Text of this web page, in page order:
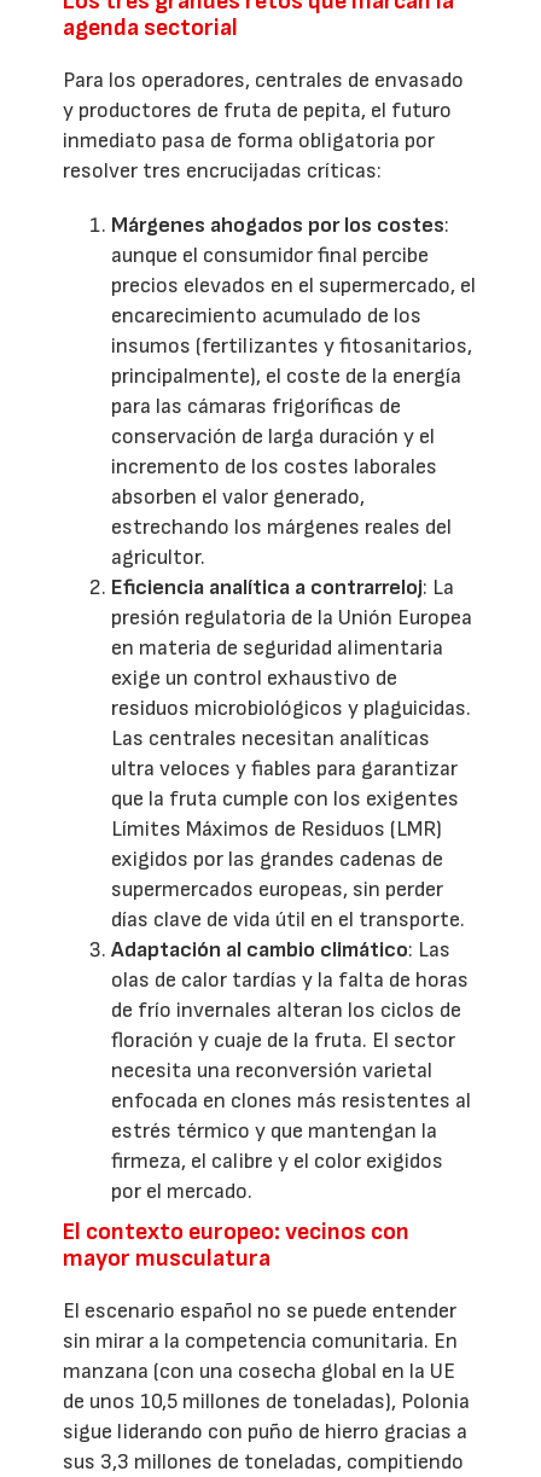
agenda sectorial
Para los operadores, centrales de envasado
y productores de fruta de pepita, el futuro
inmediato pasa de forma obligatoria por
resolver tres encrucijadas críticas:
Márgenes ahogados por los costes:
aunque el consumidor final percibe
precios elevados en el supermercado, el
encarecimiento acumulado de los
insumos (fertilizantes y fitosanitarios,
principalmente), el coste de la energía
para las cámaras frigoríficas de
conservación de larga duración y el
incremento de los costes laborales
absorben el valor generado,
estrechando los márgenes reales del
agricultor.
Eficiencia analítica a contrarreloj: La
presión regulatoria de la Unión Europea
en materia de seguridad alimentaria
exige un control exhaustivo de
residuos microbiológicos y plaguicidas.
Las centrales necesitan analíticas
ultra veloces y fiables para garantizar
que la fruta cumple con los exigentes
Límites Máximos de Residuos (LMR)
exigidos por las grandes cadenas de
supermercados europeas, sin perder
días clave de vida útil en el transporte.
Adaptación al cambio climático: Las
olas de calor tardías y la falta de horas
de frío invernales alteran los ciclos de
floración y cuaje de la fruta. El sector
necesita una reconversión varietal
enfocada en clones más resistentes al
estrés térmico y que mantengan la
firmeza, el calibre y el color exigidos
por el mercado.
El contexto europeo: vecinos con
mayor musculatura
El escenario español no se puede entender
sin mirar a la competencia comunitaria. En
manzana (con una cosecha global en la UE
de unos 10,5 millones de toneladas), Polonia
sigue liderando con puño de hierro gracias a
sus 3,3 millones de toneladas, compitiendo